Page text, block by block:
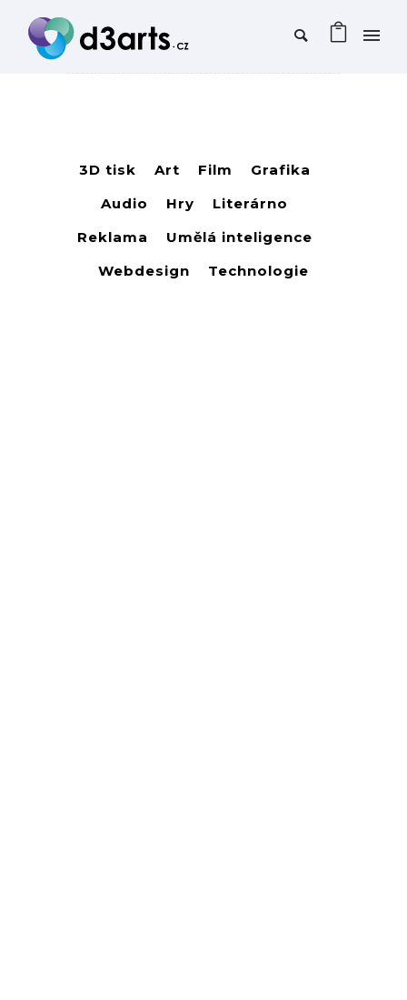
3D tisk Art Film
Grafika
Audio
Hry
Literárno
Reklama
Umělá inteligence
Webdesign
Technologie